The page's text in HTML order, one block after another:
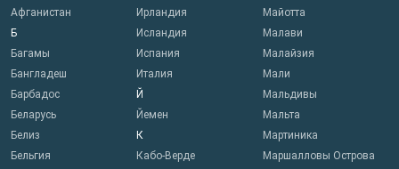
Афганистан
Б
Багамы
Бангладеш
Барбадос
Беларусь
Белиз
Бельгия
Ирландия
Исландия
Испания
Италия
Й
Йемен
К
Кабо-Верде
Майотта
Малави
Малайзия
Мали
Мальдивы
Мальта
Мартиника
Маршалловы Острова